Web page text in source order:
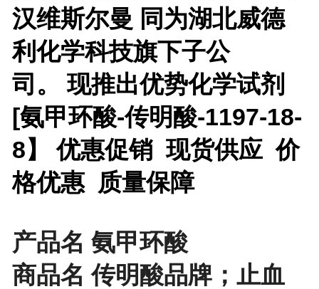
汉维斯尔曼 同为湖北威德
利化学科技旗下子公
司。 现推出优势化学试剂
[氨甲环酸-传明酸-1197-18-
8】 优惠促销 现货供应 价
格优惠 质量保障
产品名 氨甲环酸
商品名 传明酸品牌；止血